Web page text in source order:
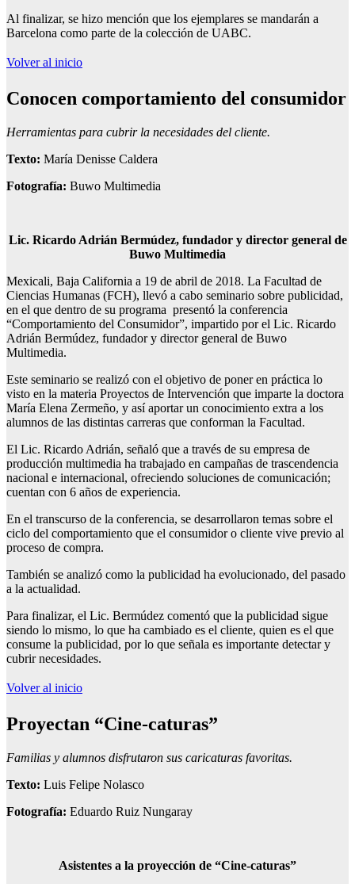
Al finalizar, se hizo mención que los ejemplares se mandarán a
Barcelona como parte de la colección de UABC.
Volver al inicio
Conocen comportamiento del consumidor
Herramientas para cubrir la necesidades del cliente.
Texto: María Denisse Caldera
Fotografía: Buwo Multimedia
Lic. Ricardo Adrián Bermúdez, fundador y director general de
Buwo Multimedia
Mexicali, Baja California a 19 de abril de 2018. La Facultad de
Ciencias Humanas (FCH), llevó a cabo seminario sobre publicidad,
en el que dentro de su programa presentó la conferencia
“Comportamiento del Consumidor”, impartido por el Lic. Ricardo
Adrián Bermúdez, fundador y director general de Buwo
Multimedia.
Este seminario se realizó con el objetivo de poner en práctica lo
visto en la materia Proyectos de Intervención que imparte la doctora
María Elena Zermeño, y así aportar un conocimiento extra a los
alumnos de las distintas carreras que conforman la Facultad.
El Lic. Ricardo Adrián, señaló que a través de su empresa de
producción multimedia ha trabajado en campañas de trascendencia
nacional e internacional, ofreciendo soluciones de comunicación;
cuentan con 6 años de experiencia.
En el transcurso de la conferencia, se desarrollaron temas sobre el
ciclo del comportamiento que el consumidor o cliente vive previo al
proceso de compra.
También se analizó como la publicidad ha evolucionado, del pasado
a la actualidad.
Para finalizar, el Lic. Bermúdez comentó que la publicidad sigue
siendo lo mismo, lo que ha cambiado es el cliente, quien es el que
consume la publicidad, por lo que señala es importante detectar y
cubrir necesidades.
Volver al inicio
Proyectan “Cine-caturas”
Familias y alumnos disfrutaron sus caricaturas favoritas.
Texto: Luis Felipe Nolasco
Fotografía: Eduardo Ruiz Nungaray
Asistentes a la proyección de “Cine-caturas”